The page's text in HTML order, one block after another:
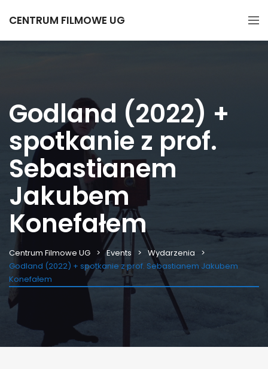
CENTRUM FILMOWE UG
Godland (2022) +
spotkanie z prof.
Sebastianem
Jakubem
Konefałem
Centrum Filmowe UG Events
Wydarzenia
Godland (2022) + spotkanie z prof. Sebastianem Jakubem
Konefałem